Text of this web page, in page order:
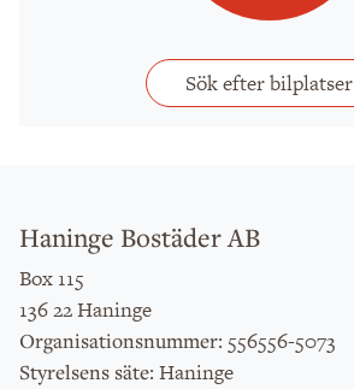
Sök efter bilplatser
Haninge Bostäder AB
Box 115
136 22 Haninge
Organisationsnummer: 556556-5073
Styrelsens säte: Haninge